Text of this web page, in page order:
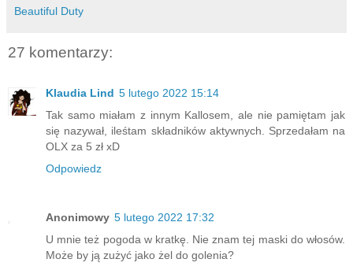
Beautiful Duty
27 komentarzy:
Klaudia Lind 5 lutego 2022 15:14
Tak samo miałam z innym Kallosem, ale nie pamiętam jak
się nazywał, ileśtam składników aktywnych. Sprzedałam na
OLX za 5 zł xD
Odpowiedz
Anonimowy 5 lutego 2022 17:32
U mnie też pogoda w kratkę. Nie znam tej maski do włosów.
Może by ją zużyć jako żel do golenia?